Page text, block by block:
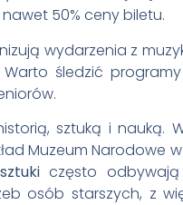
50% ceny biletu.
wydarzenia z
śledzić
sztuką i nauką.
Muzeum Narodowe
często
osób starszych, z